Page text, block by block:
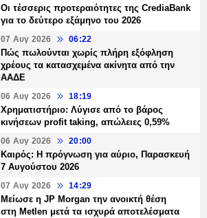
Οι τέσσερις προτεραιότητες της CrediaBank
για το δεύτερο εξάμηνο του 2026
07 Αυγ 2026 06:22
Πώς πωλούνται χωρίς πλήρη εξόφληση
χρέους τα κατασχεμένα ακίνητα από την
ΑΑΔΕ
06 Αυγ 2026 18:19
Χρηματιστήριο: Λύγισε από το βάρος
κινήσεων profit taking, απώλειες 0,59%
06 Αυγ 2026 20:00
Καιρός: Η πρόγνωση για αύριο, Παρασκευή
7 Αυγούστου 2026
07 Αυγ 2026 14:29
Μείωσε η JP Morgan την ανοικτή θέση
στη Metlen μετά τα ισχυρά αποτελέσματα